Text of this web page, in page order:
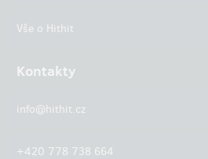
Vše o Hithit
Kontakty
info@hithit.cz
+420 778 738 664